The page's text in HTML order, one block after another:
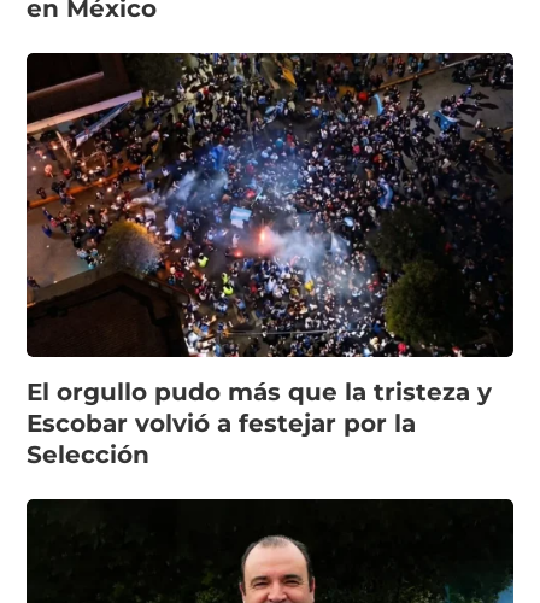
en México
El orgullo pudo más que la tristeza y
Escobar volvió a festejar por la
Selección